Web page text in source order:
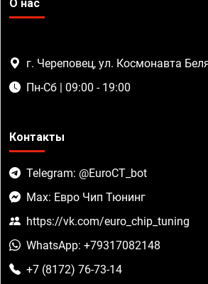
О нас
г. Череповец, ул. Космонавта
Пн-Сб | 09:00 - 19:00
Контакты
Telegram: @EuroCT_bot
Max: Евро Чип Тюнинг
https://vk.com/euro_chip_tuning
WhatsApp: +79317082148
+7 (8172) 76-73-14